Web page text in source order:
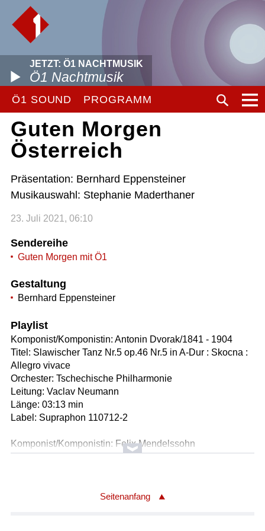
JETZT: Ö1 NACHTMUSIK
Ö1 Nachtmusik
Ö1 SOUND PROGRAMM
Guten Morgen
Österreich
Präsentation: Bernhard Eppensteiner
Musikauswahl: Stephanie Maderthaner
23. Juli 2021, 06:10
Sendereihe
Guten Morgen mit Ö1
Gestaltung
Bernhard Eppensteiner
Playlist
Komponist/Komponistin: Antonin Dvorak/1841 - 1904
Titel: Slawischer Tanz Nr.5 op.46 Nr.5 in A-Dur : Skocna :
Allegro vivace
Orchester: Tschechische Philharmonie
Leitung: Vaclav Neumann
Länge: 03:13 min
Label: Supraphon 110712-2
Komponist/Komponistin: Felix Mendelssohn
Bartholdy/1809 - 1847
Titel: Lied ohne Worte op.19b Nr.4 in A-Dur für Klavier /
Seitenanfang